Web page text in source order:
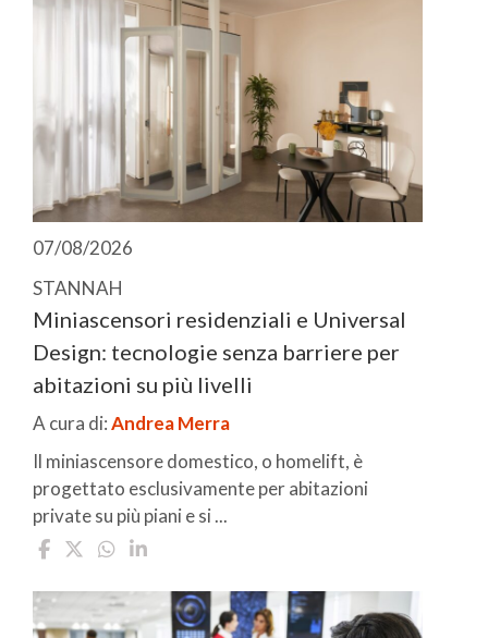
07/08/2026
STANNAH
Miniascensori residenziali e Universal
Design: tecnologie senza barriere per
abitazioni su più livelli
A cura di:Andrea Merra
Il miniascensore domestico, o homelift, è
progettato esclusivamente per abitazioni
private su più piani e si ...